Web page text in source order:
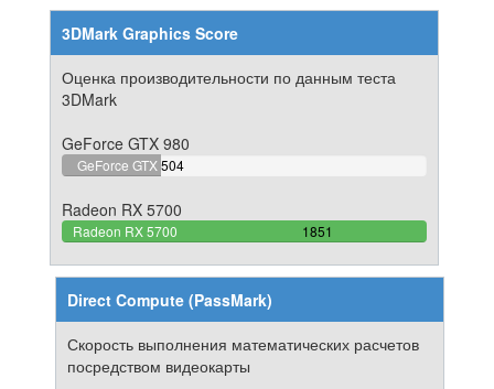
3DMark Graphics Score
Оценка производительности по данным теста
3DMark
GeForce GTX 980
GeForce GTX 504
27.228525121556%
Radeon RX 5700
Radeon RX 5700 1851
100%
Direct Compute (PassMark)
Скорость выполнения математических расчетов
посредством видеокарты